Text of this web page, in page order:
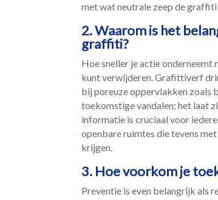
met wat neutrale zeep de
2.​ Waarom is het
graffiti?
Hoe sneller je actie onderneemt
kunt verwijderen.​ Grafittiverf
bij poreuze oppervlakken zoals
toekomstige vandalen; het laat
informatie is cruciaal voor
openbare ruimtes die tevens
krijgen.​
3.​ Hoe voorkom je
Preventie is even belangrijk als